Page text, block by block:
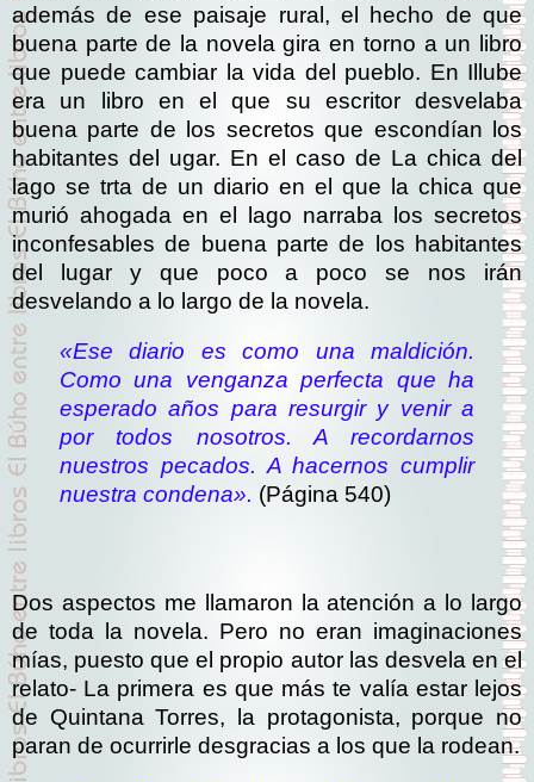
además de ese paisaje rural, el hecho de que
buena parte de la novela gira en torno a un libro
que puede cambiar la vida del pueblo. En Illube
era un libro en el que su escritor desvelaba
buena parte de los secretos que escondían los
habitantes del ugar. En el caso de La chica del
lago se trta de un diario en el que la chica que
murió ahogada en el lago narraba los secretos
inconfesables de buena parte de los habitantes
del lugar y que poco a poco se nos irán
desvelando a lo largo de la novela.
«Ese diario es como una maldición.
Como una venganza perfecta que ha
esperado años para resurgir y venir a
por todos nosotros. A recordarnos
nuestros pecados. A hacernos cumplir
nuestra condena». (Página 540)
Dos aspectos me llamaron la atención a lo largo
de toda la novela. Pero no eran imaginaciones
mías, puesto que el propio autor las desvela en el
relato- La primera es que más te valía estar lejos
de Quintana Torres, la protagonista, porque no
paran de ocurrirle desgracias a los que la rodean.